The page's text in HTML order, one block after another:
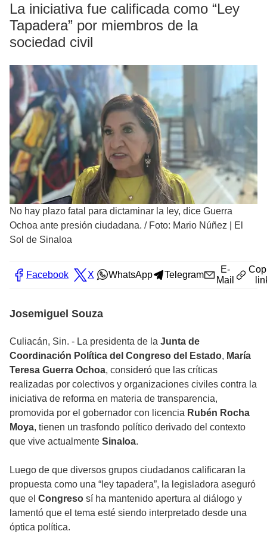
La iniciativa fue calificada como “Ley
Tapadera” por miembros de la
sociedad civil
No hay plazo fatal para dictaminar la ley, dice Guerra
Ochoa ante presión ciudadana. / Foto: Mario Núñez | El
Sol de Sinaloa
Facebook X WhatsApp Telegram
E-
Mail
Josemiguel Souza
Culiacán, Sin. - La presidenta de la Junta de
Coordinación Política del Congreso del Estado, María
Teresa Guerra Ochoa, consideró que las críticas
realizadas por colectivos y organizaciones civiles contra la
iniciativa de reforma en materia de transparencia,
promovida por el gobernador con licencia Rubén Rocha
Moya, tienen un trasfondo político derivado del contexto
que vive actualmente Sinaloa.
Luego de que diversos grupos ciudadanos calificaran la
propuesta como una “ley tapadera”, la legisladora aseguró
que el Congreso sí ha mantenido apertura al diálogo y
lamentó que el tema esté siendo interpretado desde una
óptica política.